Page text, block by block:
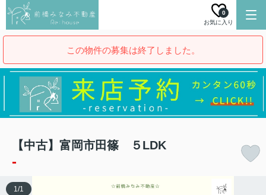
お気に入り
0
この物件の募集は終了しました。
【中古】富岡市田篠 ５LDK
-
1/1